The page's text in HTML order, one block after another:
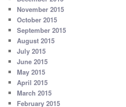
November 2015
October 2015
September 2015
August 2015
July 2015
June 2015
May 2015
April 2015
March 2015
February 2015